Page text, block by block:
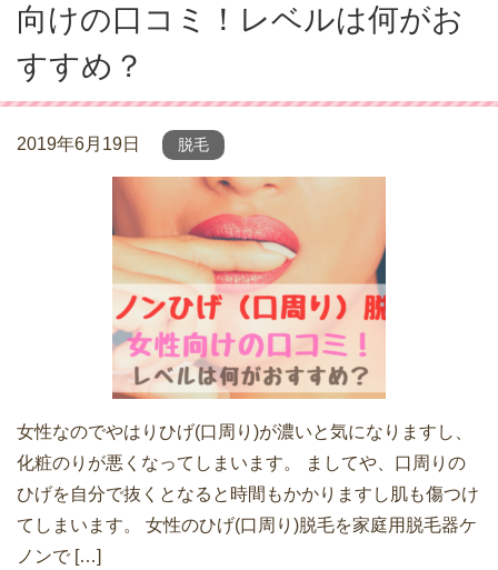
向けの口コミ！レベルは何がお
すすめ？
2019年6月19日 脱毛
女性なのでやはりひげ(口周り)が濃いと気になりますし、
化粧のりが悪くなってしまいます。 ましてや、口周りの
ひげを自分で抜くとなると時間もかかりますし肌も傷つけ
てしまいます。 女性のひげ(口周り)脱毛を家庭用脱毛器ケ
ノンで […]